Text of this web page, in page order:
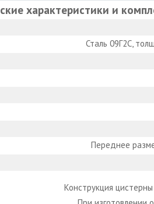
характеристики и
Сталь 09Г2С,
Переднее
Конструкция